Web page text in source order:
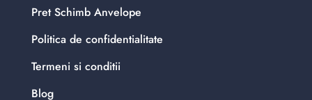
Pret Schimb Anvelope
Politica de confidentialitate
Termeni si conditii
Blog